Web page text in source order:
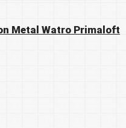
Metal Watro Primaloft